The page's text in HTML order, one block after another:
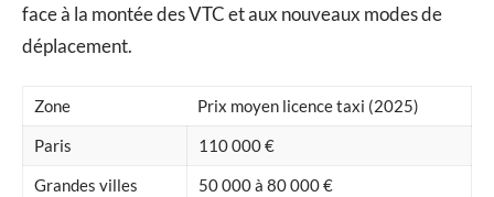
face à la montée des VTC et aux nouveaux modes de
déplacement.
Zone
Prix moyen licence taxi (2025)
Paris
110 000 €
Grandes villes
50 000 à 80 000 €